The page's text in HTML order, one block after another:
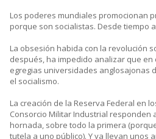
Los poderes mundiales promocionan
porque son socialistas. Desde tiempo
La obsesión habida con la revolución
después, ha impedido analizar que en
egregias universidades anglosajonas
el socialismo.
La creación de la Reserva Federal en
Consorcio Militar Industrial responden
hornada, sobre todo la primera
tutela a uno público). Y ya llevan unos